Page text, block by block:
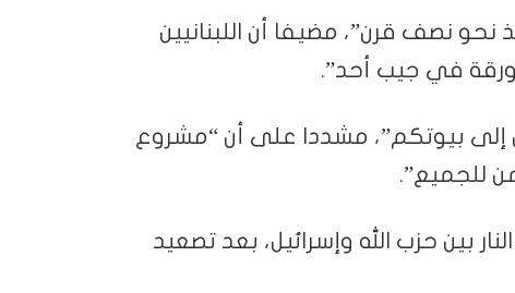
نحو نصف قرن”، مضيفا أن اللبنانيين
ورقة في جيب أحد”.
إلى بيوتكم”، مشددا على أن “مشروع
للجميع”.
بين حزب الله وإسرائيل، بعد تصعيد